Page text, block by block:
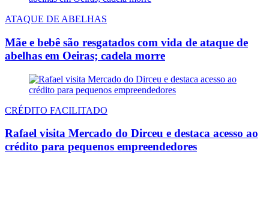
ATAQUE DE ABELHAS
Mãe e bebê são resgatados com vida de ataque de
abelhas em Oeiras; cadela morre
CRÉDITO FACILITADO
Rafael visita Mercado do Dirceu e destaca acesso ao
crédito para pequenos empreendedores